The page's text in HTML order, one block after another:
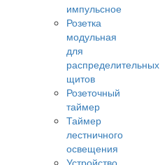
импульсное
Розетка
модульная
для
распределительных
щитов
Розеточный
таймер
Таймер
лестничного
освещения
Устройство